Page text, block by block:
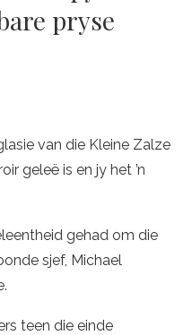
pryse
van die Kleine Zalze
geleë is en jy het ’n
gehad om die
sjef, Michael
teen die einde